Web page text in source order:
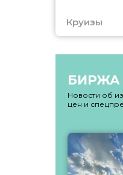
Круизы
БИРЖА
Новости об
цен и